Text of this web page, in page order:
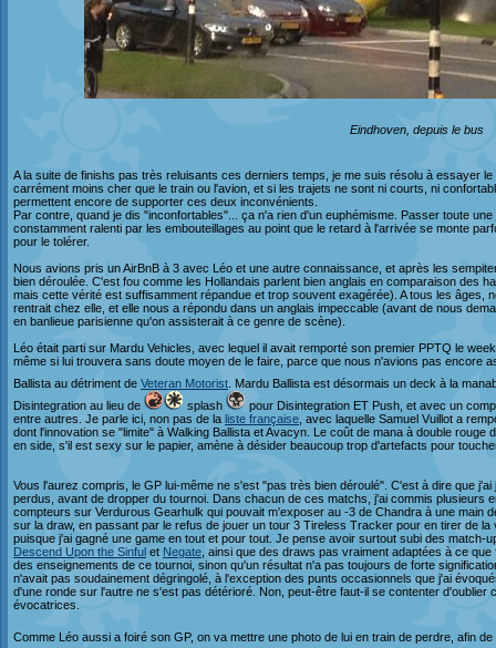
Eindhoven, depuis le bus
A la suite de finishs pas très reluisants ces derniers temps, je me suis résolu à essayer
carrément moins cher que le train ou l'avion, et si les trajets ne sont ni courts, ni
permettent encore de supporter ces deux inconvénients.
Par contre, quand je dis "inconfortables"... ça n'a rien d'un euphémisme. Passer toute
constamment ralenti par les embouteillages au point que le retard à l'arrivée se monte
pour le tolérer.
Nous avions pris un AirBnB à 3 avec Léo et une autre connaissance, et après les
bien déroulée. C'est fou comme les Hollandais parlent bien anglais en comparaison des
mais cette vérité est suffisamment répandue et trop souvent exagérée). A tous les âges,
rentrait chez elle, et elle nous a répondu dans un anglais impeccable (avant de nous
en banlieue parisienne qu'on assisterait à ce genre de scène).
Léo était parti sur Mardu Vehicles, avec lequel il avait remporté son premier PPTQ le
même si lui trouvera sans doute moyen de le faire, parce que nous n'avions pas encore
Ballista au détriment de Veteran Motorist . Mardu Ballista est désormais un deck à la
Disintegration au lieu de
splash
pour Disintegration ET Push, et avec un
entre autres. Je parle ici, non pas de la liste française , avec laquelle Samuel Vuillot a
dont l'innovation se "limite" à Walking Ballista et Avacyn. Le coût de mana à double
en side, s'il est sexy sur le papier, amène à désider beaucoup trop d'artefacts pour
Vous l'aurez compris, le GP lui-même ne s'est "pas très bien déroulé". C'est à dire que
perdus, avant de dropper du tournoi. Dans chacun de ces matchs, j'ai commis plusieurs
compteurs sur Verdurous Gearhulk qui pouvait m'exposer au -3 de Chandra à une main
sur la draw, en passant par le refus de jouer un tour 3 Tireless Tracker pour en tirer de
puisque j'ai gagné une game en tout et pour tout. Je pense avoir surtout subi des
Descend Upon the Sinful et Negate , ainsi que des draws pas vraiment adaptées à ce
des enseignements de ce tournoi, sinon qu'un résultat n'a pas toujours de forte
n'avait pas soudainement dégringolé, à l'exception des punts occasionnels que j'ai
d'une ronde sur l'autre ne s'est pas détérioré. Non, peut-être faut-il se contenter
évocatrices.
Comme Léo aussi a foiré son GP, on va mettre une photo de lui en train de perdre, afin